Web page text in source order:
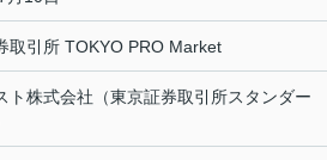
取引所 TOKYO PRO Market
ト株式会社（東京証券取引所スタンダー